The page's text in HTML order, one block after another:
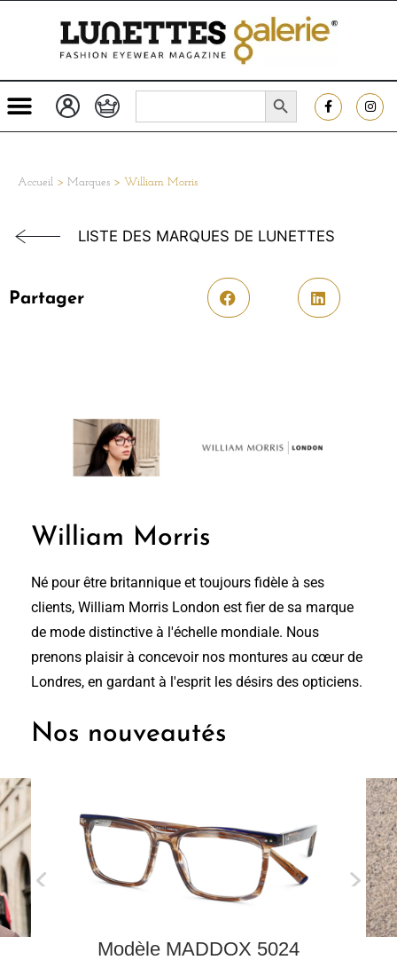
Search
SEARCH BUTTON
Accueil > Marques > William Morris
LISTE DES MARQUES DE LUNETTES
Partager
William Morris
Né pour être britannique et toujours fidèle à ses
clients, William Morris London est fier de sa marque
de mode distinctive à l'échelle mondiale. Nous
prenons plaisir à concevoir nos montures au cœur de
Londres, en gardant à l'esprit les désirs des opticiens.
Nos nouveautés
Modèle MADDOX 5024